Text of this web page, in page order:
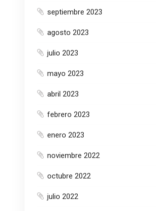
septiembre 2023
agosto 2023
julio 2023
mayo 2023
abril 2023
febrero 2023
enero 2023
noviembre 2022
octubre 2022
julio 2022